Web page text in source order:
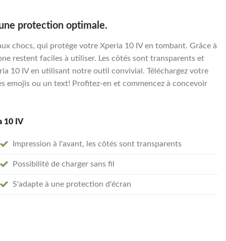
protection optimale.
chocs, qui protège votre Xperia 10 IV en tombant. Grâce à
restent faciles à utiliser. Les côtés sont transparents et
10 IV en utilisant notre outil convivial. Téléchargez votre
emojis ou un text! Profitez-en et commencez à concevoir
10 IV
Impression à l'avant, les côtés sont transparents
Possibilité de charger sans fil
S'adapte à une protection d'écran